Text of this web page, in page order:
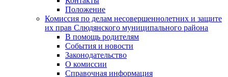
Положение
Комиссия по делам несовершеннолетних и защите
их прав Слюдянского муниципального района
В помощь родителям
События и новости
Законодательство
О комиссии
Справочная информация